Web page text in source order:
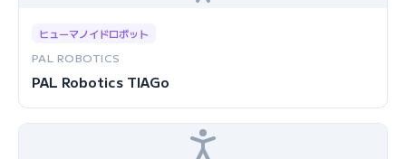
ヒューマノイドロボット
PAL ROBOTICS
PAL Robotics TIAGo